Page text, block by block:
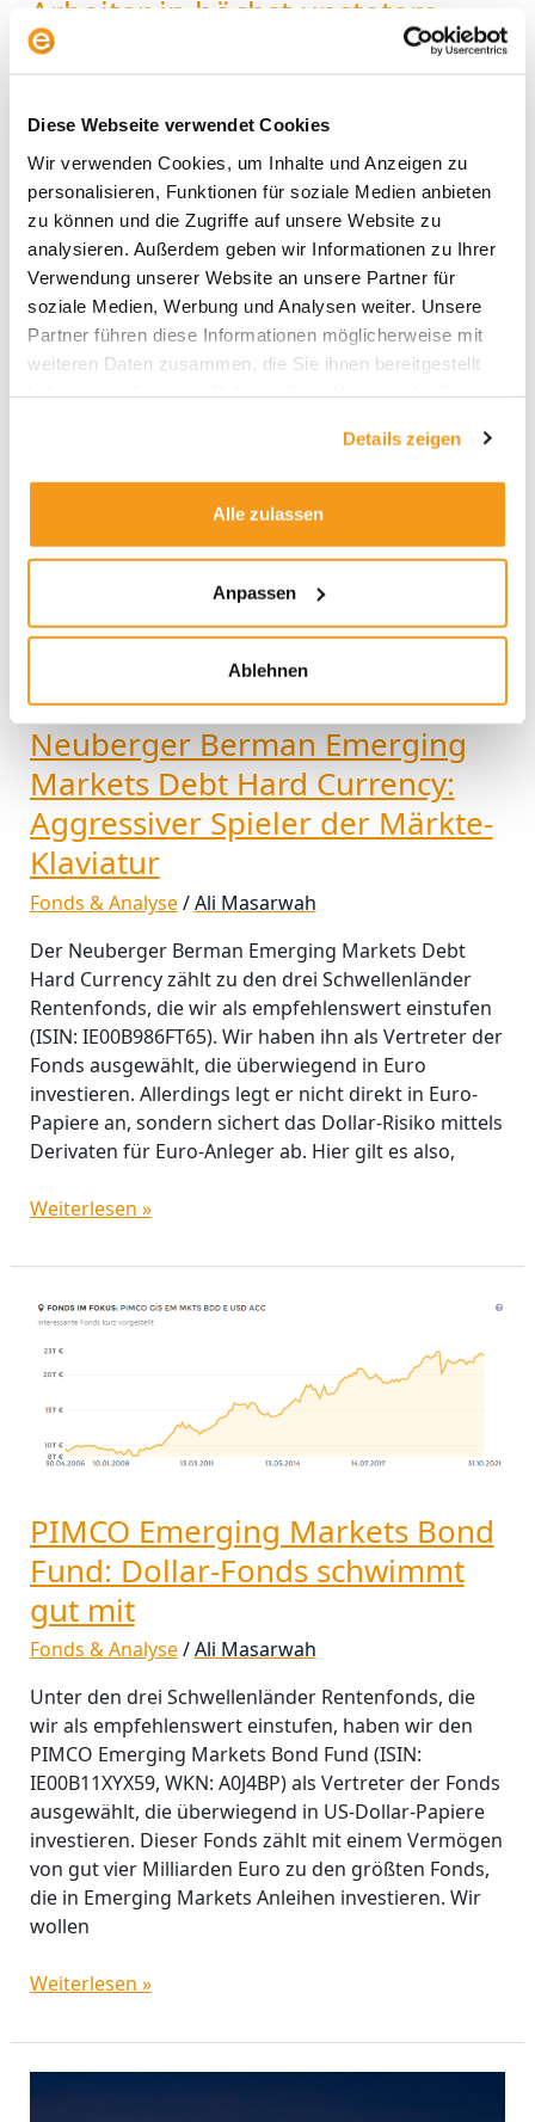
Diese Webseite verwendet Cookies
Wir verwenden Cookies, um Inhalte und Anzeigen zu
personalisieren, Funktionen für soziale Medien anbieten
zu können und die Zugriffe auf unsere Website zu
analysieren. Außerdem geben wir Informationen zu Ihrer
Verwendung unserer Website an unsere Partner für
soziale Medien, Werbung und Analysen weiter. Unsere
Partner führen diese Informationen möglicherweise mit
weiteren Daten zusammen, die Sie ihnen bereitgestellt
Details zeigen
Alle zulassen
Anpassen
Ablehnen
Arbeiter in höchst unstetem
Milieu
Der Barings Emerging Markets Local Debt Fund
(ISIN: IE00BKZGXZ81) ist einer der drei
Schwellenländer Rentenfonds, die wir als
empfehlenswert einstufen. Wir haben ihn als
Vertreter der Fonds ausgewählt, die überwiegend in
Schwellenländer-Anleihen investieren, die auf lokale
Währungen lauten. Die älteste Tranche wurde im
April 2014 aufgelegt, die Privatanlegertranche ein
Jahr später. Bemerkenswert an dem Fonds
Milieu
Neuberger Berman Emerging
Markets Debt Hard Currency:
Aggressiver Spieler der Märkte-
Klaviatur
Fonds & Analyse/Ali Masarwah
Der Neuberger Berman Emerging Markets Debt
Hard Currency zählt zu den drei Schwellenländer
Rentenfonds, die wir als empfehlenswert einstufen
(ISIN: IE00B986FT65). Wir haben ihn als Vertreter der
Fonds ausgewählt, die überwiegend in Euro
investieren. Allerdings legt er nicht direkt in Euro-
Papiere an, sondern sichert das Dollar-Risiko mittels
Derivaten für Euro-Anleger ab. Hier gilt es also,
Berman
Debt
Currency:
Aggressiver
Spieler
der
Märkte-
Klaviatur
Weiterlesen »
PIMCO Emerging Markets Bond
Fund: Dollar-Fonds schwimmt
gut mit
Fonds & Analyse/Ali Masarwah
Unter den drei Schwellenländer Rentenfonds, die
wir als empfehlenswert einstufen, haben wir den
PIMCO Emerging Markets Bond Fund (ISIN:
IE00B11XYX59, WKN: A0J4BP) als Vertreter der Fonds
ausgewählt, die überwiegend in US-Dollar-Papiere
investieren. Dieser Fonds zählt mit einem Vermögen
von gut vier Milliarden Euro zu den größten Fonds,
die in Emerging Markets Anleihen investieren. Wir
wollen
PIMCO
Markets
Dollar-
gut
mit
Weiterlesen »